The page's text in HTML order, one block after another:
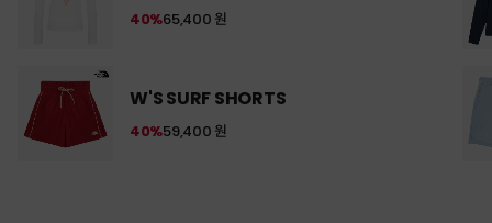
65,400 원
40%
W'S SURF SHORTS
59,400 원
40%